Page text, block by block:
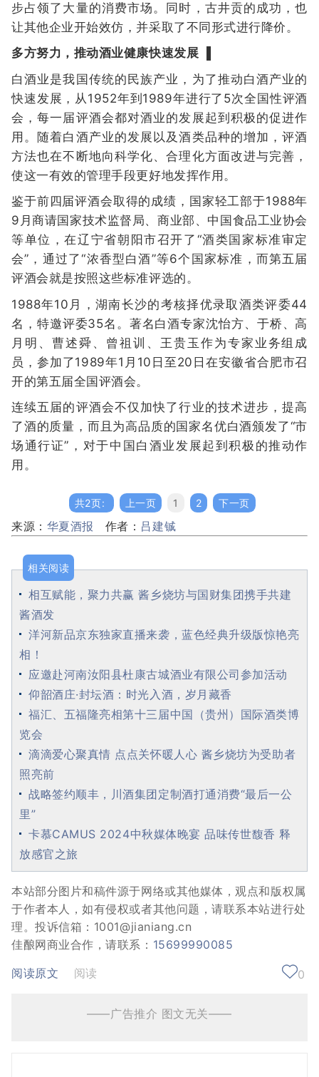
步占领了大量的消费市场。同时，古井贡的成功，也
让其他企业开始效仿，并采取了不同形式进行降价。
多方努力，推动酒业健康快速发展 ▐
白酒业是我国传统的民族产业，为了推动白酒产业的
快速发展，从1952年到1989年进行了5次全国性评酒
会，每一届评酒会都对酒业的发展起到积极的促进作
用。随着白酒产业的发展以及酒类品种的增加，评酒
方法也在不断地向科学化、合理化方面改进与完善，
使这一有效的管理手段更好地发挥作用。
鉴于前四届评酒会取得的成绩，国家轻工部于1988年
9月商请国家技术监督局、商业部、中国食品工业协会
等单位，在辽宁省朝阳市召开了“酒类国家标准审定
会”，通过了“浓香型白酒”等6个国家标准，而第五届
评酒会就是按照这些标准评选的。
1988年10月，湖南长沙的考核择优录取酒类评委44
名，特邀评委35名。著名白酒专家沈怡方、于桥、高
月明、曹述舜、曾祖训、王贵玉作为专家业务组成
员，参加了1989年1月10日至20日在安徽省合肥市召
开的第五届全国评酒会。
连续五届的评酒会不仅加快了行业的技术进步，提高
了酒的质量，而且为高品质的国家名优白酒颁发了“市
场通行证”，对于中国白酒业发展起到积极的推动作
用。
共2页: 上一页 1 2 下一页
来源： 华夏酒报 作者： 吕建铖
相关阅读
相互赋能，聚力共赢 酱乡烧坊与国财集团携手共建
酱酒发
洋河新品京东独家直播来袭，蓝色经典升级版惊艳亮
相！
应邀赴河南汝阳县杜康古城酒业有限公司参加活动
仰韶酒庄·封坛酒：时光入酒，岁月藏香
福汇、五福隆亮相第十三届中国（贵州）国际酒类博
览会
滴滴爱心聚真情 点点关怀暖人心 酱乡烧坊为受助者
照亮前
战略签约顺丰，川酒集团定制酒打通消费“最后一公
里”
卡慕CAMUS 2024中秋媒体晚宴 品味传世馥香 释
放感官之旅
本站部分图片和稿件源于网络或其他媒体，观点和版权属
于作者本人，如有侵权或者其他问题，请联系本站进行处
理。投诉信箱：1001@jianiang.cn
佳酿网商业合作，请联系： 15699990085
阅读原文
阅读 0
——广告推介 图文无关——